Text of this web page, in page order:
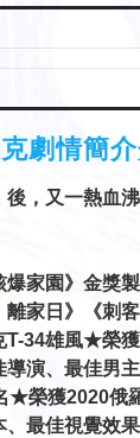
劇情簡
，又一熱血
家園》金獎
家日》《刺
T-34雄風★榮
導演、最佳男
★榮獲2020俄
、最佳視覺效